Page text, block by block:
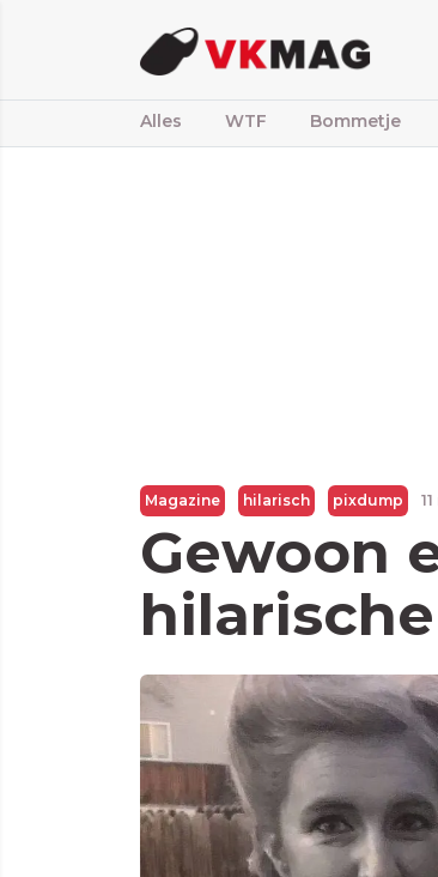
Alles WTF Bommetje
Magazine hilarisch pixdump
Gewoon